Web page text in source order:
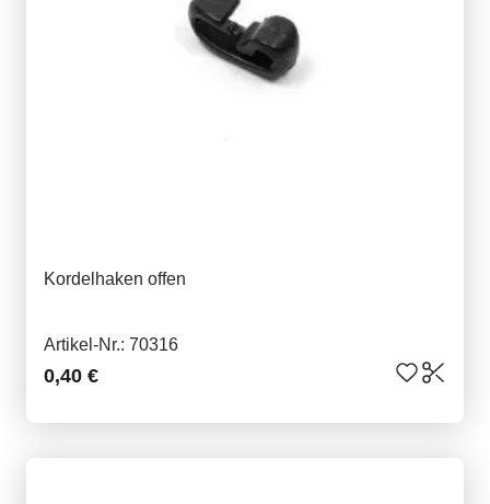
Kordelhaken offen
Artikel-Nr.: 70316
0,40 €